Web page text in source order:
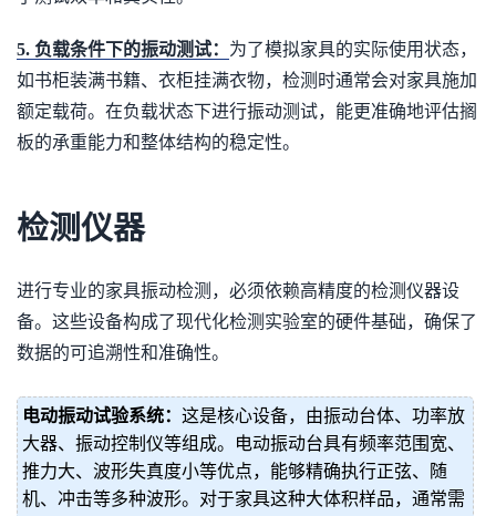
5. 负载条件下的振动测试： 为了模拟家具的实际使用状态，
如书柜装满书籍、衣柜挂满衣物，检测时通常会对家具施加
额定载荷。在负载状态下进行振动测试，能更准确地评估搁
板的承重能力和整体结构的稳定性。
检测仪器
进行专业的家具振动检测，必须依赖高精度的检测仪器设
备。这些设备构成了现代化检测实验室的硬件基础，确保了
数据的可追溯性和准确性。
电动振动试验系统： 这是核心设备，由振动台体、功率放
大器、振动控制仪等组成。电动振动台具有频率范围宽、
推力大、波形失真度小等优点，能够精确执行正弦、随
机、冲击等多种波形。对于家具这种大体积样品，通常需